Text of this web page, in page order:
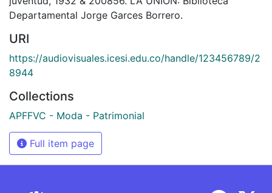
Departamental Jorge Garces Borrero.
URI
https://audiovisuales.icesi.edu.co/handle/123456789/2
8944
Collections
APFFVC - Moda - Patrimonial
Full item page